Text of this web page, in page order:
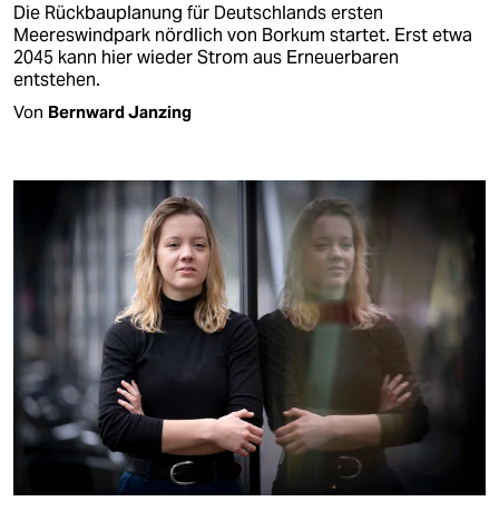
Die Rückbauplanung für Deutschlands ersten
Meereswindpark nördlich von Borkum startet. Erst etwa
2045 kann hier wieder Strom aus Erneuerbaren
entstehen.
Von Bernward Janzing